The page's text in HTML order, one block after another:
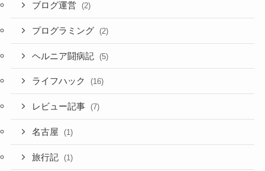
ブログ運営 (2)
プログラミング (2)
ヘルニア闘病記 (5)
ライフハック (16)
レビュー記事 (7)
名古屋 (1)
旅行記 (1)